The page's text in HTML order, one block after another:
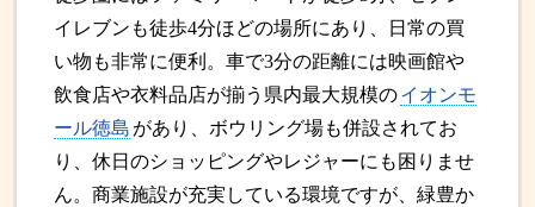
イレブンも徒歩4分ほどの場所にあり、日常の買
い物も非常に便利。車で3分の距離には映画館や
飲食店や衣料品店が揃う県内最大規模のイオンモ
ール徳島 があり、ボウリング場も併設されてお
り、休日のショッピングやレジャーにも困りませ
ん。商業施設が充実している環境ですが、緑豊か